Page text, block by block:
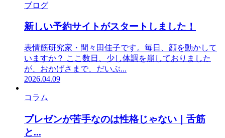
ブログ
新しい予約サイトがスタートしました！
表情筋研究家・間々田佳子です。毎日、顔を動かして
いますか？ ここ数日、少し体調を崩しておりました
が、おかげさまで、だいぶ...
2026.04.09
コラム
プレゼンが苦手なのは性格じゃない｜舌筋
と...